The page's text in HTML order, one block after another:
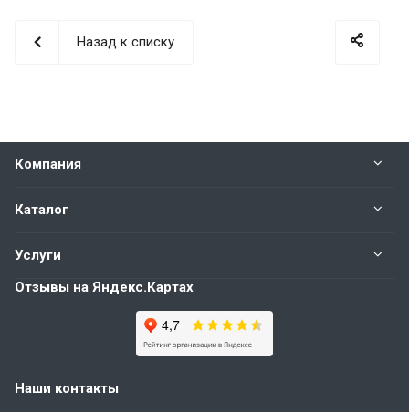
Назад к списку
Компания
Каталог
Услуги
Отзывы на Яндекс.Картах
Наши контакты